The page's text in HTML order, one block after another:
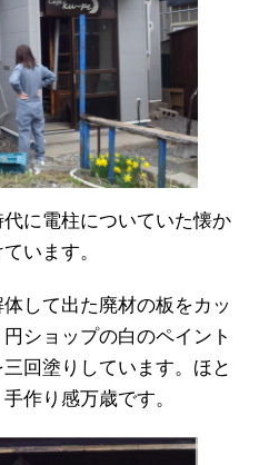
に電柱についていた懐か
います。
して出た廃材の板をカッ
ショップの白のペイント
回塗りしています。ほと
作り感万歳です。